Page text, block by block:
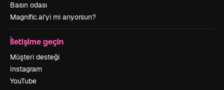
Basın odası
Magnific.ai’yi mi arıyorsun?
İletişime geçin
Müşteri desteği
Instagram
YouTube